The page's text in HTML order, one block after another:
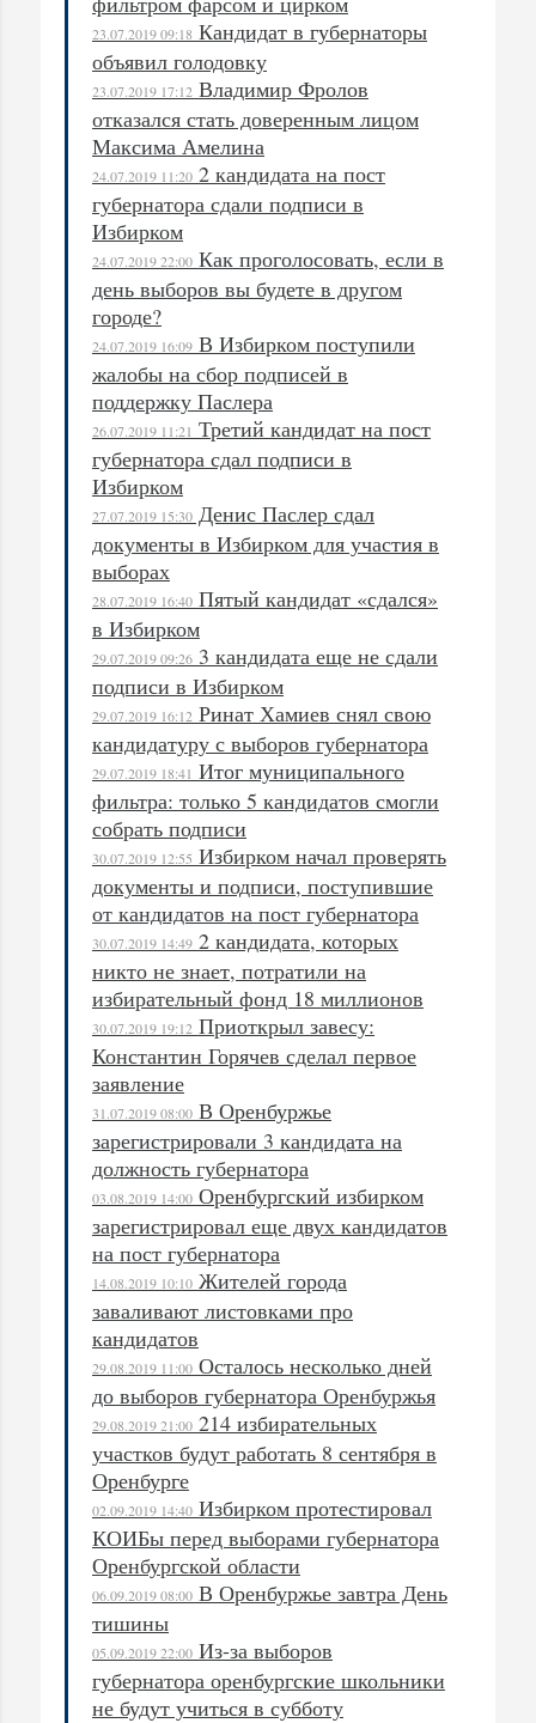
23.07.2019 09:18 Кандидат в губернаторы
объявил голодовку
23.07.2019 17:12 Владимир Фролов
отказался стать доверенным лицом
Максима Амелина
24.07.2019 11:20 2 кандидата на пост
губернатора сдали подписи в
Избирком
24.07.2019 22:00 Как проголосовать, если в
день выборов вы будете в другом
городе?
24.07.2019 16:09 В Избирком поступили
жалобы на сбор подписей в
поддержку Паслера
26.07.2019 11:21 Третий кандидат на пост
губернатора сдал подписи в
Избирком
27.07.2019 15:30 Денис Паслер сдал
документы в Избирком для участия в
выборах
28.07.2019 16:40 Пятый кандидат «сдался»
в Избирком
29.07.2019 09:26 3 кандидата еще не сдали
подписи в Избирком
29.07.2019 16:12 Ринат Хамиев снял свою
кандидатуру с выборов губернатора
29.07.2019 18:41 Итог муниципального
фильтра: только 5 кандидатов смогли
собрать подписи
30.07.2019 12:55 Избирком начал проверять
документы и подписи, поступившие
от кандидатов на пост губернатора
30.07.2019 14:49 2 кандидата, которых
никто не знает, потратили на
избирательный фонд 18 миллионов
30.07.2019 19:12 Приоткрыл завесу:
Константин Горячев сделал первое
заявление
31.07.2019 08:00 В Оренбуржье
зарегистрировали 3 кандидата на
должность губернатора
03.08.2019 14:00 Оренбургский избирком
зарегистрировал еще двух кандидатов
на пост губернатора
14.08.2019 10:10 Жителей города
заваливают листовками про
кандидатов
29.08.2019 11:00 Осталось несколько дней
до выборов губернатора Оренбуржья
29.08.2019 21:00 214 избирательных
участков будут работать 8 сентября в
Оренбурге
02.09.2019 14:40 Избирком протестировал
КОИБы перед выборами губернатора
Оренбургской области
06.09.2019 08:00 В Оренбуржье завтра День
тишины
05.09.2019 22:00 Из-за выборов
губернатора оренбургские школьники
не будут учиться в субботу